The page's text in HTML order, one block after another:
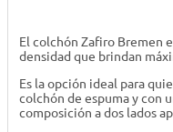
El colchón Zafiro Bremen
densidad que brindan
Es la opción ideal para
colchón de espuma y con
composición a dos lados